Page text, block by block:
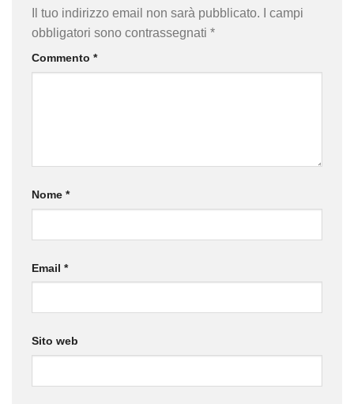
Il tuo indirizzo email non sarà pubblicato.
I campi
obbligatori sono contrassegnati *
Commento *
Nome *
Email *
Sito web